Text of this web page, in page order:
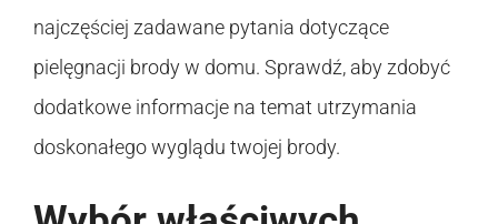
najczęściej zadawane pytania dotyczące
pielęgnacji brody w domu. Sprawdź, aby zdobyć
dodatkowe informacje na temat utrzymania
doskonałego wyglądu twojej brody.